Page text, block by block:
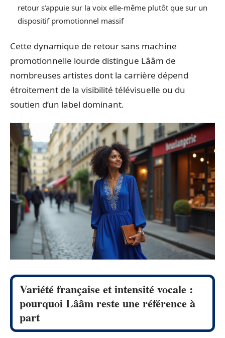
retour s’appuie sur la voix elle-même plutôt que sur un
dispositif promotionnel massif
Cette dynamique de retour sans machine
promotionnelle lourde distingue Lââm de
nombreuses artistes dont la carrière dépend
étroitement de la visibilité télévisuelle ou du
soutien d’un label dominant.
Variété française et intensité vocale :
pourquoi Lââm reste une référence à
part